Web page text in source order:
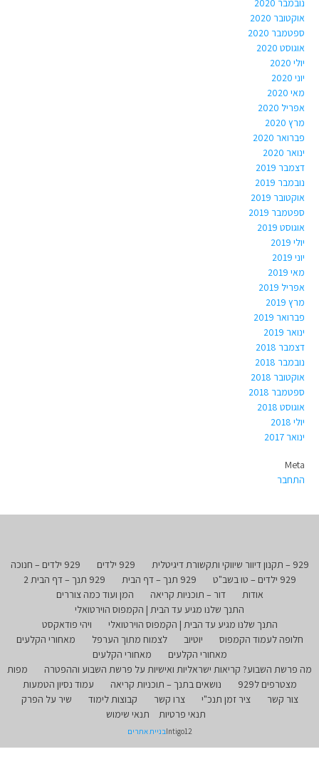
אוקטובר 2020
ספטמבר 2020
אוגוסט 2020
יולי 2020
יוני 2020
מאי 2020
אפריל 2020
מרץ 2020
פברואר 2020
ינואר 2020
דצמבר 2019
נובמבר 2019
אוקטובר 2019
ספטמבר 2019
אוגוסט 2019
יולי 2019
יוני 2019
מאי 2019
אפריל 2019
מרץ 2019
פברואר 2019
ינואר 2019
דצמבר 2018
נובמבר 2018
אוקטובר 2018
ספטמבר 2018
אוגוסט 2018
יולי 2018
ינואר 2017
Meta
התחבר
929 – תקנון דיוור שיווקי ותקשורת דיגיטלית 929 ילדים
929 ילדים – חנוכה
929 ילדים – טו בשב"ט
929 תנך – דף הבית
929 תנך – דף הבית 2
אודות
דור – תוכניות קריאה
המן ועוד כמה צוררים
התנך שלנו מגיע עד הבית | הקמפוס הוירטואלי
התנך שלנו מגיע עד הבית | הקמפוס הוירטואלי
ויהי פודאקסט
חלופה לעמוד הקמפוס
יוטיוב לצמוח מתוך הערפל
מאחורי הקלעים
מאחורי הקלעים
מאחורי הקלעים
מה פרשת השבוע? קריאות ישראליות ואישיות על פרשת השבוע וההפטרה
מפות
מצטרפים ל929
נושאים בתנך – תוכניות קריאה
עמוד נסיון הטמעות
צור קשר
ציר זמן תנכ"י צרו קשר קבוצות לימוד
שיר על הפרק
תנאי פרטיות
תנאי שימוש
Intigo12בניית אתרים